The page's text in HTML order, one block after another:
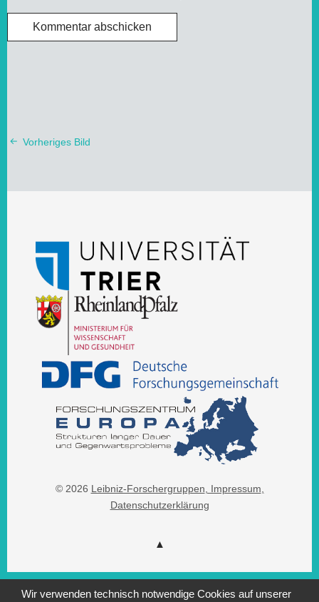
Vorheriges Bild
© 2026 Leibniz-Forschergruppen , Impressum
Datenschutzerklärung
Wir verwenden technisch notwendige Cookies auf unserer